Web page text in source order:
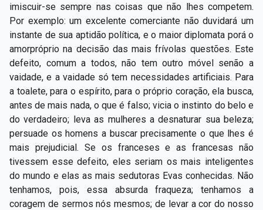
imiscuir-se sempre nas coisas que não lhes competem.
Por exemplo: um excelente comerciante não duvidará um
instante de sua aptidão política, e o maior diplomata porá o
amorpróprio na decisão das mais frívolas questões. Este
defeito, comum a todos, não tem outro móvel senão a
vaidade, e a vaidade só tem necessidades artificiais. Para
a toalete, para o espírito, para o próprio coração, ela busca,
antes de mais nada, o que é falso; vicia o instinto do belo e
do verdadeiro; leva as mulheres a desnaturar sua beleza;
persuade os homens a buscar precisamente o que lhes é
mais prejudicial. Se os franceses e as francesas não
tivessem esse defeito, eles seriam os mais inteligentes
do mundo e elas as mais sedutoras Evas conhecidas. Não
tenhamos, pois, essa absurda fraqueza; tenhamos a
coragem de sermos nós mesmos; de levar a cor do nosso